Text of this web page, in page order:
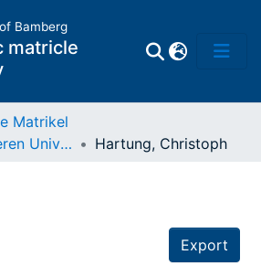
Bamberg
matricle
Matrikel
Matrikel der älteren Universität
Hartung, Christoph
Export